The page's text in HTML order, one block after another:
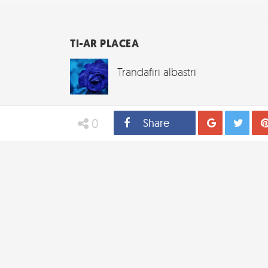
0 Share
TI-AR PLACEA
Trandafiri albastri
Poze de noapte...